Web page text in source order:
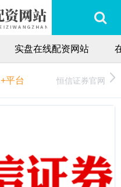
实盘在线配资网站
+平台 恒信证券官网